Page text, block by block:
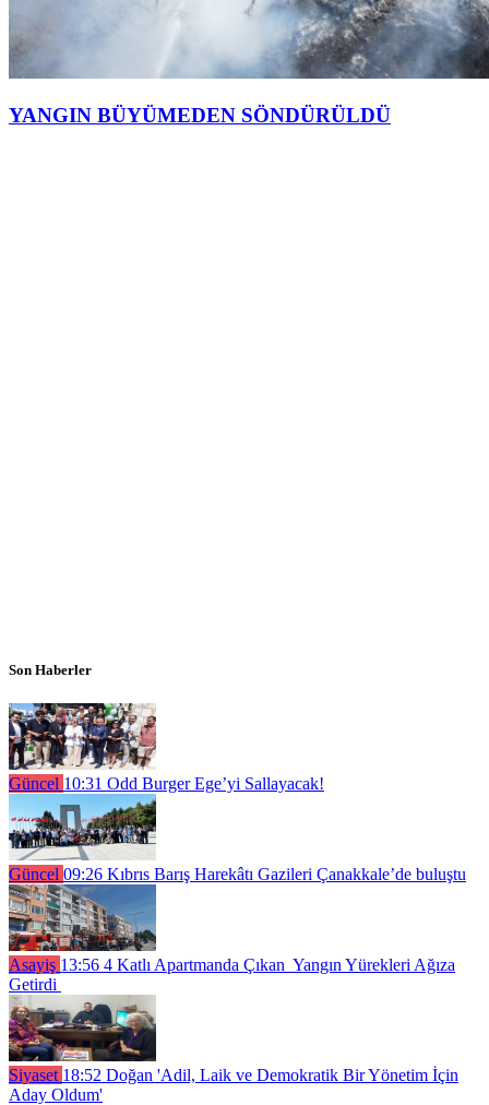
YANGIN BÜYÜMEDEN SÖNDÜRÜLDÜ
Son Haberler
Güncel 10:31 Odd Burger Ege’yi Sallayacak!
Güncel 09:26 Kıbrıs Barış Harekâtı Gazileri Çanakkale’de buluştu
Asayiş 13:56 4 Katlı Apartmanda Çıkan Yangın Yürekleri Ağıza
Getirdi
Siyaset 18:52 Doğan 'Adil, Laik ve Demokratik Bir Yönetim İçin
Aday Oldum'